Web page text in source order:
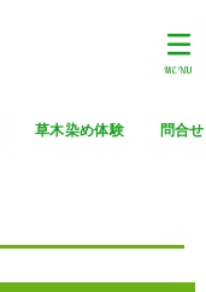
草木染め体験 問合せ
MENU